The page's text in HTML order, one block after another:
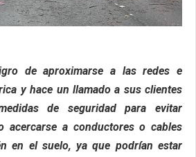
de aproximarse a las redes e
y hace un llamado a sus clientes
de seguridad para evitar
acercarse a conductores o cables
en el suelo, ya que podrían estar